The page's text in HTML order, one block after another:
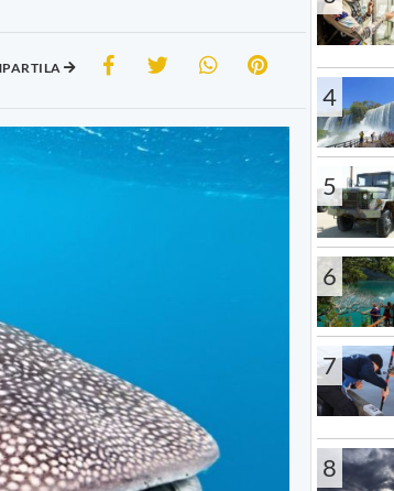
4
5
6
7
8